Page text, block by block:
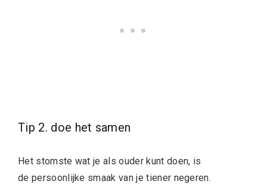
Tip 2. doe het samen
Het stomste wat je als ouder kunt doen, is
de persoonlijke smaak van je tiener negeren.